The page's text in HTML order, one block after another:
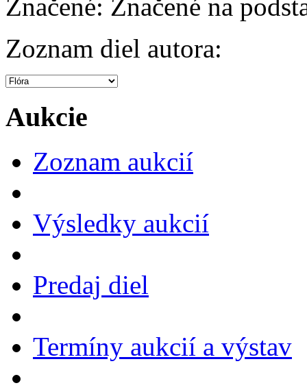
Značené: Značené na
Zoznam diel autora:
Aukcie
Zoznam aukcií
Výsledky aukcií
Predaj diel
Termíny aukcií a výstav